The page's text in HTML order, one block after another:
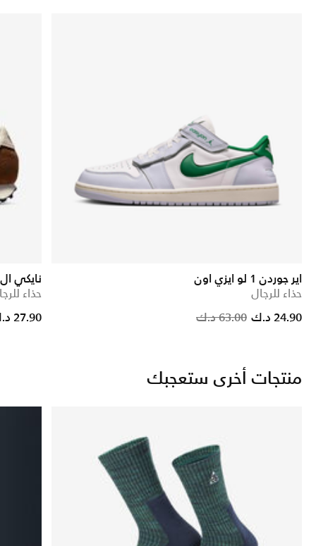
اير جوردن 1 لو ايزي اون
حذاء للرجال
Price
63.00 د.ك 24.90 د.ك
نايكي ال
حذاء
Price reduced from27.90 د.ك
منتجات أخرى ستعجبك